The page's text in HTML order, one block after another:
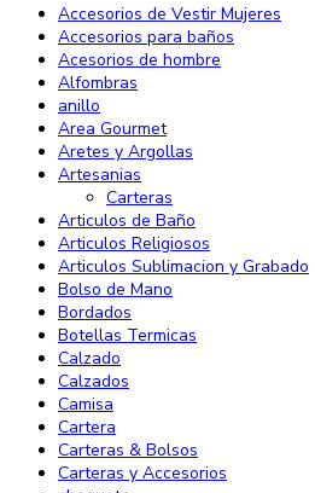
Accesorios de Vestir Mujeres
Accesorios para baños
Acesorios de hombre
Alfombras
anillo
Area Gourmet
Aretes y Argollas
Artesanias
Carteras
Articulos de Baño
Articulos Religiosos
Articulos Sublimacion y Grabado
Bolso de Mano
Bordados
Botellas Termicas
Calzado
Calzados
Camisa
Cartera
Carteras & Bolsos
Carteras y Accesorios